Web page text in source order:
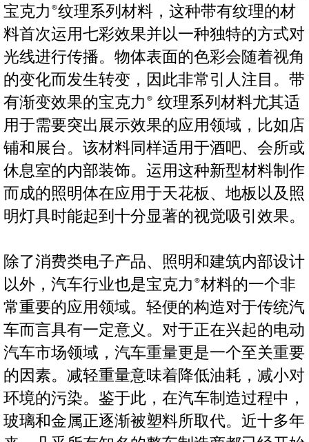
宝克力®纹理系列材料，这种带有纹理的材
料首次运用七彩效果并以一种独特的方式对
光线进行传播。物体表面的色彩会随着视角
的变化而发生转变，因此非常引人注目。带
有渐变效果的宝克力® 纹理系列材料尤其适
用于需要突出展示效果的应用领域，比如店
铺和展台。该材料同样适用于酒吧、会所或
休息室的内部装饰。运用这种新型材料制作
而成的照明体在应用于天花板、地板以及照
明灯具时能起到十分显著的视觉吸引效果。
除了消费类电子产品、照明和建筑内部设计
以外，汽车行业也是宝克力®材料的一个非
常重要的应用领域。轻便的构造对于传统汽
车而言具有一定意义。对于正在兴起的电动
汽车市场领域，汽车重量更是一个至关重要
的因素。减轻重量意味着降低油耗，减小对
环境的污染。鉴于此，在汽车制造过程中，
玻璃和金属正逐渐被塑料所取代。近十多年